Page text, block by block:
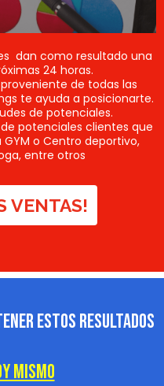
dan como resultado una
24 horas.
de todas las
te ayuda a posicionarte.
de potenciales.
potenciales clientes que
o Centro deportivo,
entre otros
VENTAS!
ESTOSRESULTADOS
MISMO